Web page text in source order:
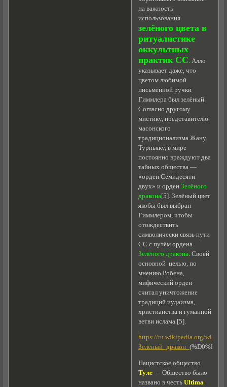
на важность
использования
зелёного цвета в
ритуалистике
оккультных
практик СС . Алло
указывает даже, что
цветом любимой
письменной ручки
Гиммлера был зелёный.
Согласно другому
мистику, представителю
масонского
традиционализма Жану
Турньяку, в мире
постоянно враждуют два
тайных общества —
«орден Семидесяти
двух» и орден Зелёного
дракона[5]. Зелёный цвет
якобы был выбран
Гиммлером, чтобы
отождествить
символически связь пути
СС с путём ордена
Зелёного дракона . Своей
основной целью, по
мнению Робена,
мифический орден
считал уничтожение
традиций иудаизма,
христианства и гуманной
ветви ислама [5].
https://ru.wikipedia.org/wiki/
Зелёный_дракон_
Нацистское общество
Туле
- Общество было
названо в честь Ultima